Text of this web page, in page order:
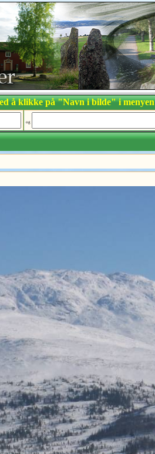
å klikke på "Navn i bilde" i menyen
og